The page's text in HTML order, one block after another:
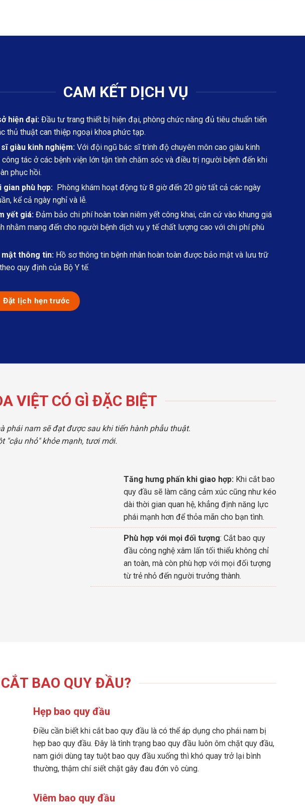
CAM KẾT DỊCH VỤ
hiện đại: Đầu tư trang thiết bị hiện đại, phòng chức năng đủ tiêu chuẩn tiến
thủ thuật can thiệp ngoại khoa phức tạp.
sĩ giàu kinh nghiệm: Với đội ngũ bác sĩ trình độ chuyên môn cao giàu kinh
công tác ở các bệnh viện lớn tận tình chăm sóc và điều trị người bệnh đến khi
phục hồi.
gian phù hợp: Phòng khám hoạt động từ 8 giờ đến 20 giờ tất cả các ngày
kể cả ngày nghỉ và lễ.
yết giá: Đảm bảo chi phí hoàn toàn niêm yết công khai, căn cứ vào khung giá
nhằm mang đến cho người bệnh dịch vụ y tế chất lượng cao với chi phí phù
mật thông tin: Hồ sơ thông tin bệnh nhân hoàn toàn được bảo mật và lưu trữ
quy định của Bộ Y tế.
Đặt lịch hẹn trước
VIỆT CÓ GÌ ĐẶC BIỆT
phái nam sẽ đạt được sau khi tiến hành phẫu thuật.
"cậu nhỏ" khỏe mạnh, tươi mới.
Tăng hưng phấn khi giao hợp: Khi cắt bao
quy đầu sẽ làm căng cảm xúc cũng như kéo
dài thời gian quan hệ, khẳng định năng lực
phái mạnh hơn để thỏa mãn cho bạn tình.
Phù hợp với mọi đối tượng: Cắt bao quy
đầu công nghệ xâm lấn tối thiểu không chỉ
an toàn, mà còn phù hợp với mọi đối tượng
từ trẻ nhỏ đến người trưởng thành.
BAO QUY ĐẦU?
Hẹp bao quy đầu
Điều cần biết khi cắt bao quy đầu là có thể áp dụng cho phái nam bị
hẹp bao quy đầu. Đây là tình trạng bao quy đầu luôn ôm chặt quy đầu,
nam giới dùng tay tuột bao quy đầu xuống thì khó quay trở lại bình
thường, thậm chí siết chặt gây đau đớn vô cùng.
Viêm bao quy đầu